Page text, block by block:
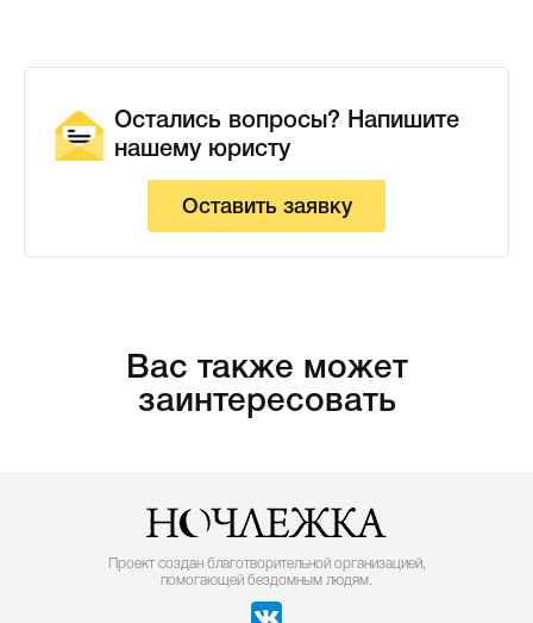
Остались вопросы? Напишите
нашему юристу
Оставить заявку
Вас также может
заинтересовать
Проект создан благотворительной организацией,
помогающей бездомным людям.